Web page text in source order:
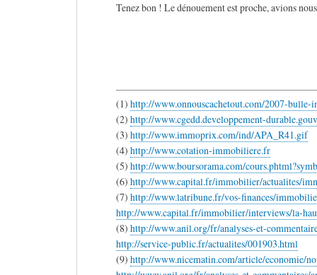
Tenez bon ! Le dénouement est proche, avions
(1) http://www.onnouscachetout.com/2007-bulle-
(2) http://www.cgedd.developpement-
(3) http://www.immoprix.com/ind/APA_R41.gif
(4) http://www.cotation-immobiliere.fr
(5) http://www.boursorama.com/
(6) http://www.capital.fr/immobilier/actualites/
(7) http://www.latribune.fr/vos-finances/
http://www.capital.fr/immobilier/interviews/la-
(8) http://www.anil.org/fr/analyses-et-
http://service-public.fr/actualites/001903.html
(9) http://www.nicematin.com/article/economie/